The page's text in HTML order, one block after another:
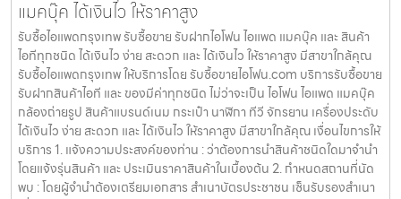
แมคบุ๊ค ได้เงินไว ให้ราคาสูง
รับซื้อไอแพดกรุงเทพ รับซื้อขาย รับฝากไอโฟน ไอแพด แมคบุ๊ค และ สินค้า
ไอทีทุกชนิด ได้เงินไว ง่าย สะดวก และ ได้เงินไว ให้ราคาสูง มีสาขาใกล้คุณ
รับซื้อไอแพดกรุงเทพ ให้บริการโดย รับซื้อขายไอโฟน.com บริการรับซื้อขาย
รับฝากสินค้าไอที และ ของมีค่าทุกชนิด ไม่ว่าจะเป็น ไอโฟน ไอแพด แมคบุ๊ค
กล้องถ่ายรูป สินค้าแบรนด์เนม กระเป๋า นาฬิกา ทีวี จักรยาน เครื่องประดับ
ได้เงินไว ง่าย สะดวก และ ได้เงินไว ให้ราคาสูง มีสาขาใกล้คุณ เงื่อนไขการให้
บริการ 1. แจ้งความประสงค์ของท่าน : ว่าต้องการนำสินค้าชนิดใดมาจำนำ
โดยแจ้งรุ่นสินค้า และ ประเมินราคาสินค้าในเบื้องต้น 2. กำหนดสถานที่นัด
พบ : โดยผู้จำนำต้องเตรียมเอกสาร สำเนาบัตรประชาชน เซ็นรับรองสำเนา